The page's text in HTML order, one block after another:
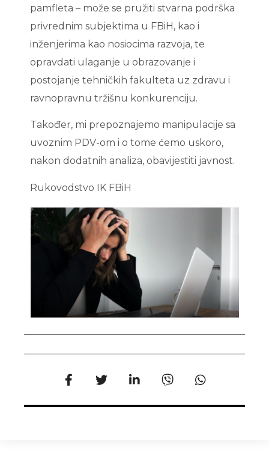
pamfleta – može se pružiti stvarna podrška
privrednim subjektima u FBiH, kao i
inženjerima kao nosiocima razvoja, te
opravdati ulaganje u obrazovanje i
postojanje tehničkih fakulteta uz zdravu i
ravnopravnu tržišnu konkurenciju.
Također, mi prepoznajemo manipulacije sa
uvoznim PDV-om i o tome ćemo uskoro,
nakon dodatnih analiza, obavijestiti javnost.
Rukovodstvo IK FBiH